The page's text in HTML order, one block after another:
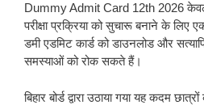
Dummy Admit Card 12th 2026
परीक्षा प्रक्रिया को सुचारू बनाने के लिए
डमी एडमिट कार्ड को डाउनलोड और
समस्याओं को रोक सकते हैं।
बिहार बोर्ड द्वारा उठाया गया यह कदम